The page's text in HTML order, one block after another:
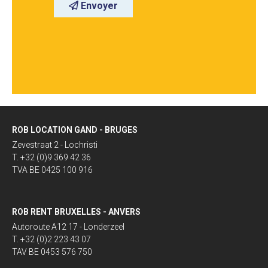
Envoyer
ROB LOCATION GAND - BRUGES
Zevestraat 2 - Lochristi
T. +32 (0)9 369 42 36
TVA BE 0425 100 916
ROB RENT BRUXELLES - ANVERS
Autoroute A12 17 - Londerzeel
T. +32 (0)2 223 43 07
TAV BE 0453 576 750